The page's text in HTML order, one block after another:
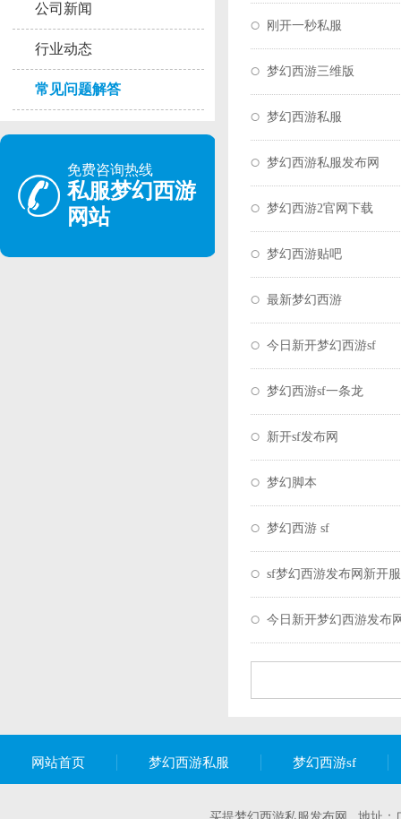
公司新闻
行业动态
常见问题解答
免费咨询热线
私服梦幻西游
网站
刚开一秒私服
梦幻西游三维版
梦幻西游私服
梦幻西游私服发布网
梦幻西游2官网下载
梦幻西游贴吧
最新梦幻西游
今日新开梦幻西游sf
梦幻西游sf一条龙
新开sf发布网
梦幻脚本
梦幻西游 sf
sf梦幻西游发布网新开服
今日新开梦幻西游发布
网站首页 梦幻西游私服 梦幻西游sf